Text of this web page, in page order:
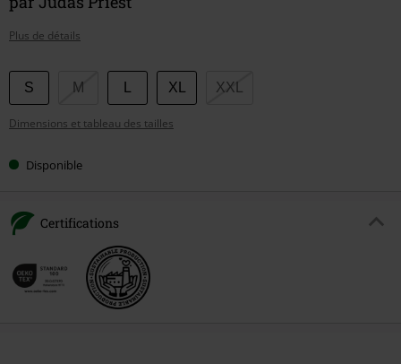
Plus de détails
Choisissez
votre
taille
S M XL XXL
Dimensions et tableau des tailles
Disponible
Certifications